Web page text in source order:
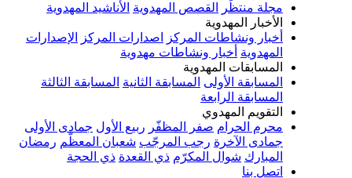
منتظَر
القصص المهدوية الأناشيد المهدوية
المهدوية
ونشاطات المركز اصدارات المركز الإصدارات
أخبار ونشاطات مهدوية
المهدوية
الأولى المسابقة الثانية المسابقة الثالثة
الرابعة
المهدوي
الحرام
صفر المظفّر ربيع الأول جمادى الأولى
رجب المرجّب شعبان المعظّم رمضان
شوال المكرّم ذي القعدة ذي الحجة